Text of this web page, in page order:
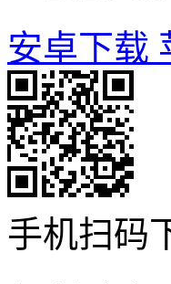
安卓下载
手机扫码